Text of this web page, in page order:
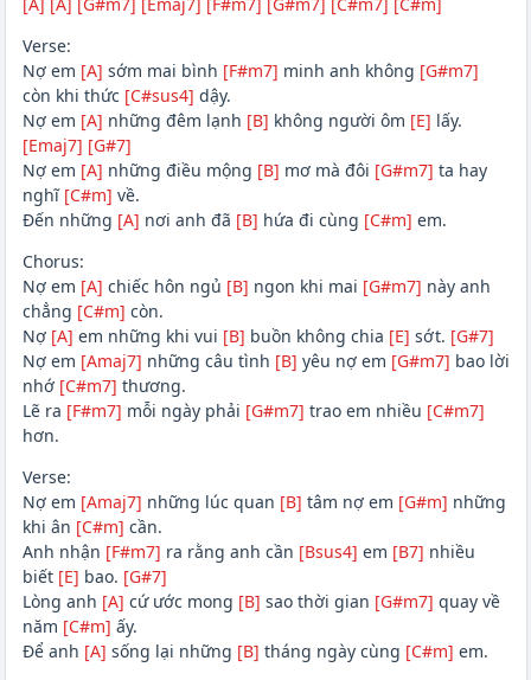
[A] [A] [G#m7] [Emaj7] [F#m7] [G#m7] [C#m7] [C#m]
Verse:
Nợ em [A] sớm mai bình [F#m7] minh anh không [G#m7]
còn khi thức [C#sus4] dậy.
Nợ em [A] những đêm lạnh [B] không người ôm [E] lấy.
[Emaj7] [G#7]
Nợ em [A] những điều mộng [B] mơ mà đôi [G#m7] ta hay
nghĩ [C#m] về.
Đến những [A] nơi anh đã [B] hứa đi cùng [C#m] em.
Chorus:
Nợ em [A] chiếc hôn ngủ [B] ngon khi mai [G#m7] này anh
chẳng [C#m] còn.
Nợ [A] em những khi vui [B] buồn không chia [E] sớt. [G#7]
Nợ em [Amaj7] những câu tình [B] yêu nợ em [G#m7] bao lời
nhớ [C#m7] thương.
Lẽ ra [F#m7] mỗi ngày phải [G#m7] trao em nhiều [C#m7]
hơn.
Verse:
Nợ em [Amaj7] những lúc quan [B] tâm nợ em [G#m] những
khi ân [C#m] cần.
Anh nhận [F#m7] ra rằng anh cần [Bsus4] em [B7] nhiều
biết [E] bao. [G#7]
Lòng anh [A] cứ ước mong [B] sao thời gian [G#m7] quay về
năm [C#m] ấy.
Để anh [A] sống lại những [B] tháng ngày cùng [C#m] em.